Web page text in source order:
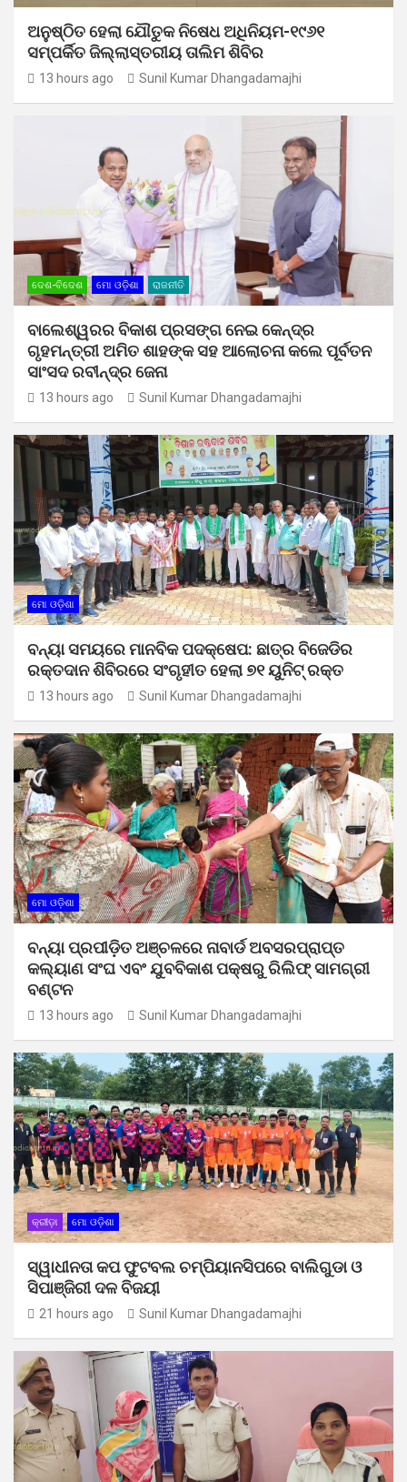
ଅନୁଷ୍ଠିତ ହେଲା ଯୌତୁକ ନିଷେଧ ଅଧିନିୟମ-୧୯୬୧
ସମ୍ପର୍କିତ ଜିଲ୍ଲାସ୍ତରୀୟ ତାଲିମ ଶିବିର
13 hours ago Sunil Kumar Dhangadamajhi
ଦେଶ-ବିଦେଶ ମୋ ଓଡ଼ିଶା ରାଜନୀତି
ବାଲେଶ୍ୱରର ବିକାଶ ପ୍ରସଙ୍ଗ ନେଇ କେନ୍ଦ୍ର
ଗୃହମନ୍ତ୍ରୀ ଅମିତ ଶାହଙ୍କ ସହ ଆଲୋଚନା କଲେ ପୂର୍ବତନ
ସାଂସଦ ରବୀନ୍ଦ୍ର ଜେନା
13 hours ago Sunil Kumar Dhangadamajhi
ମୋ ଓଡ଼ିଶା
ବନ୍ୟା ସମୟରେ ମାନବିକ ପଦକ୍ଷେପ: ଛାତ୍ର ବିଜେଡିର
ରକ୍ତଦାନ ଶିବିରରେ ସଂଗୃହୀତ ହେଲା ୭୧ ୟୁନିଟ୍ ରକ୍ତ
13 hours ago Sunil Kumar Dhangadamajhi
ମୋ ଓଡ଼ିଶା
ବନ୍ୟା ପ୍ରପୀଡ଼ିତ ଅଞ୍ଚଳରେ ନାବାର୍ଡ ଅବସରପ୍ରାପ୍ତ
କଲ୍ୟାଣ ସଂଘ ଏବଂ ଯୁବବିକାଶ ପକ୍ଷରୁ ରିଲିଫ୍ ସାମଗ୍ରୀ
ବଣ୍ଟନ
13 hours ago Sunil Kumar Dhangadamajhi
କ୍ରୀଡ଼ା ମୋ ଓଡ଼ିଶା
ସ୍ୱାଧୀନତା କପ ଫୁଟବଲ ଚମ୍ପିୟାନସିପରେ ବାଲିଗୁଡା ଓ
ସିପାଞ୍ଜିରୀ ଦଳ ବିଜୟୀ
21 hours ago Sunil Kumar Dhangadamajhi